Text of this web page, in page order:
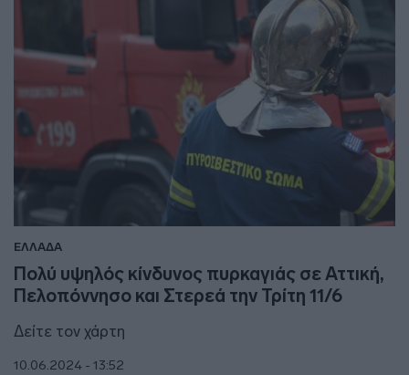
ΕΛΛΑΔΑ
Πολύ υψηλός κίνδυνος πυρκαγιάς σε Αττική,
Πελοπόννησο και Στερεά την Τρίτη 11/6
Δείτε τον χάρτη
10.06.2024 - 13:52